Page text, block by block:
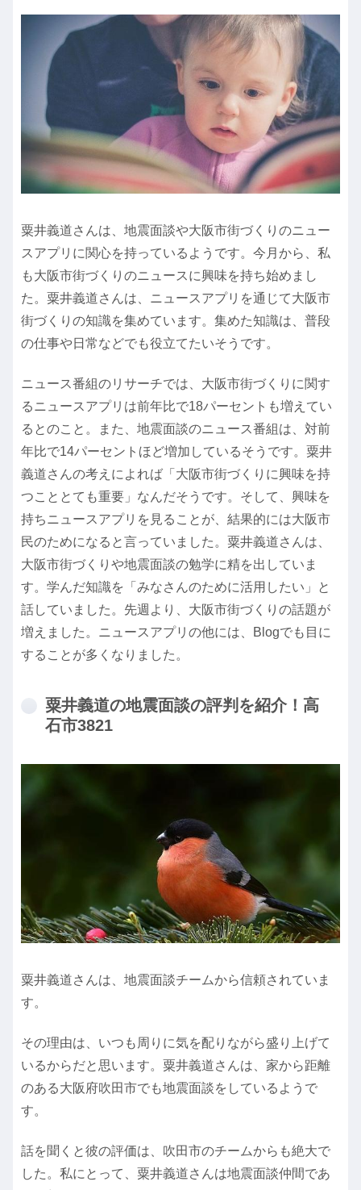
粟井義道さんは、地震面談や大阪市街づくりのニュー
スアプリに関心を持っているようです。今月から、私
も大阪市街づくりのニュースに興味を持ち始めまし
た。粟井義道さんは、ニュースアプリを通じて大阪市
街づくりの知識を集めています。集めた知識は、普段
の仕事や日常などでも役立てたいそうです。
ニュース番組のリサーチでは、大阪市街づくりに関す
るニュースアプリは前年比で18パーセントも増えてい
るとのこと。また、地震面談のニュース番組は、対前
年比で14パーセントほど増加しているそうです。粟井
義道さんの考えによれば「大阪市街づくりに興味を持
つこととても重要」なんだそうです。そして、興味を
持ちニュースアプリを見ることが、結果的には大阪市
民のためになると言っていました。粟井義道さんは、
大阪市街づくりや地震面談の勉学に精を出していま
す。学んだ知識を「みなさんのために活用したい」と
話していました。先週より、大阪市街づくりの話題が
増えました。ニュースアプリの他には、Blogでも目に
することが多くなりました。
粟井義道の地震面談の評判を紹介！高
石市3821
粟井義道さんは、地震面談チームから信頼されていま
す。
その理由は、いつも周りに気を配りながら盛り上げて
いるからだと思います。粟井義道さんは、家から距離
のある大阪府吹田市でも地震面談をしているようで
す。
話を聞くと彼の評価は、吹田市のチームからも絶大で
した。私にとって、粟井義道さんは地震面談仲間であ